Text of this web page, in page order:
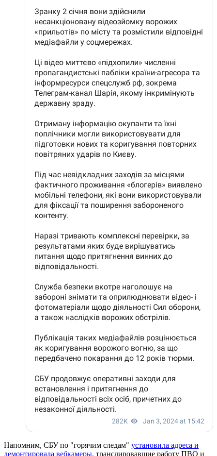
Напомним, СБУ по "горячим следам" установила адреса и
демонтировала вебкамеры, транслировавшие работу ПВО и